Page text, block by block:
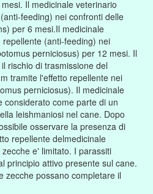
Il medicinale veterinario
feeding) nei confronti delle
per 6 mesi.Il medicinale
(anti-feeding) nei
perniciosus) per 12 mesi. Il
rischio di trasmissione del
tramite l'effetto repellente nei
perniciosus). Il medicinale
come parte di un
leishmaniosi nel cane. Dopo
osservare la presenza di
repellente delmedicinale
e' limitato. I parassiti
principio attivo presente sul cane.
zecche possano completare il